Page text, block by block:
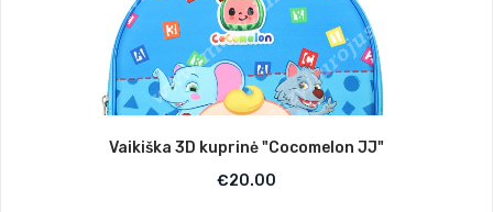
Vaikiška 3D kuprinė "Cocomelon JJ"
€20.00